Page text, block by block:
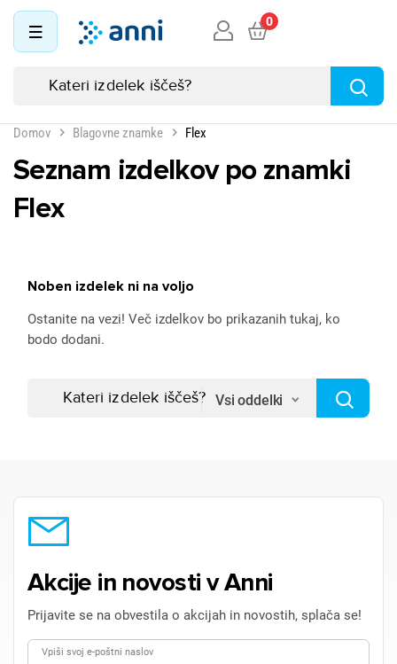
0
Domov Blagovne znamke Flex
Seznam izdelkov po znamki
Flex
Noben izdelek ni na voljo
Ostanite na vezi! Več izdelkov bo prikazanih tukaj, ko
bodo dodani.
Vsi oddelki
Akcije in novosti v Anni
Prijavite se na obvestila o akcijah in novostih, splača se!
Vpiši svoj e-poštni naslov